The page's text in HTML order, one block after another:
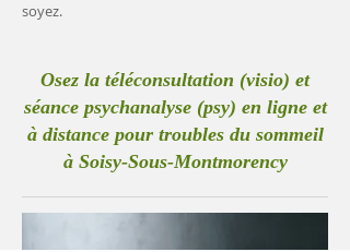
soyez.
Osez la téléconsultation (visio) et
séance psychanalyse (psy) en ligne et
à distance pour troubles du sommeil
à Soisy-Sous-Montmorency